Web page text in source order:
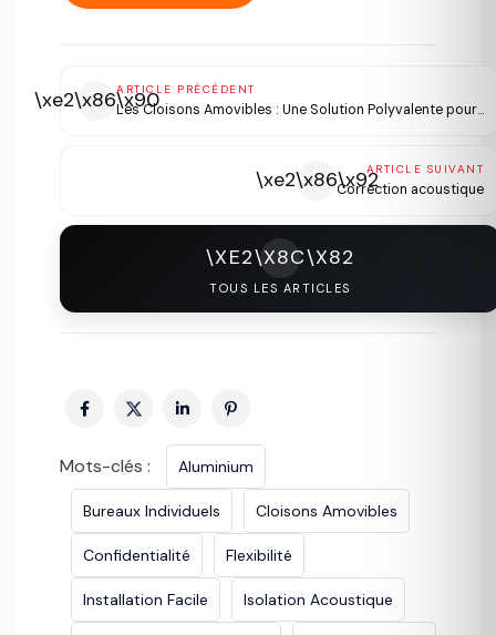
\xe2\x86\x90ARTICLE PRÉCÉDENT
Les Cloisons Amovibles : Une Solution Polyvalente pour…
\XE2\X8C\X82
TOUS LES ARTICLES
ARTICLE SUIVANT
Correction acoustique
\xe2\x86\x92
Mots-clés : Aluminium
Bureaux Individuels Cloisons Amovibles
Confidentialité Flexibilité
Installation Facile Isolation Acoustique